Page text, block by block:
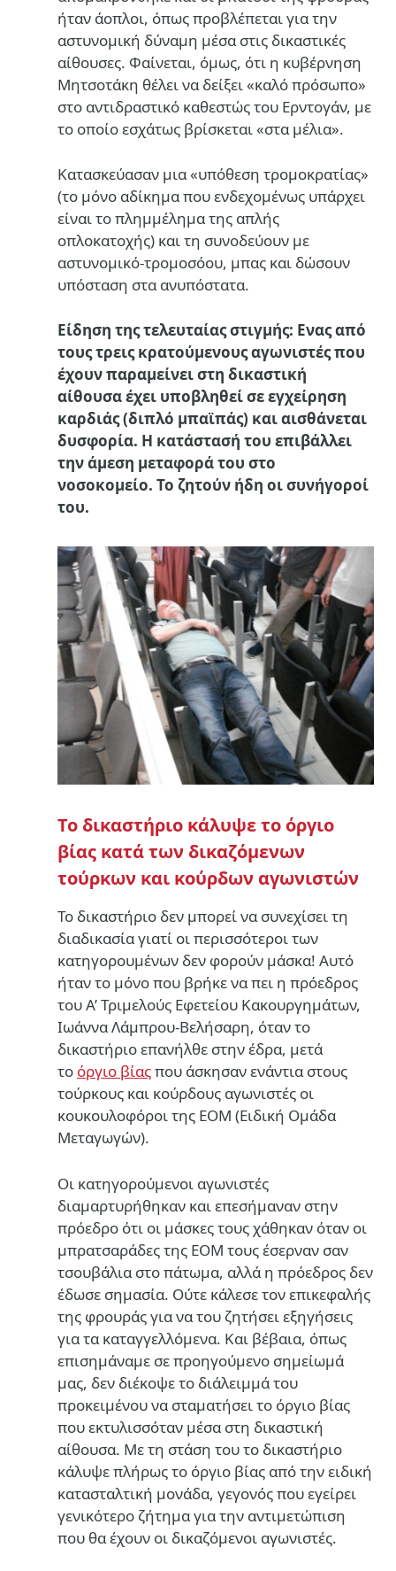
ήταν άοπλοι, όπως προβλέπεται για την
αστυνομική δύναμη μέσα στις δικαστικές
αίθουσες. Φαίνεται, όμως, ότι η κυβέρνηση
Μητσοτάκη θέλει να δείξει «καλό πρόσωπο»
στο αντιδραστικό καθεστώς του Ερντογάν, με
το οποίο εσχάτως βρίσκεται «στα μέλια».
Κατασκεύασαν μια «υπόθεση τρομοκρατίας»
(το μόνο αδίκημα που ενδεχομένως υπάρχει
είναι το πλημμέλημα της απλής
οπλοκατοχής) και τη συνοδεύουν με
αστυνομικό-τρομοσόου, μπας και δώσουν
υπόσταση στα ανυπόστατα.
Είδηση της τελευταίας στιγμής: Ενας από
τους τρεις κρατούμενους αγωνιστές που
έχουν παραμείνει στη δικαστική
αίθουσα έχει υποβληθεί σε εγχείρηση
καρδιάς (διπλό μπαϊπάς) και αισθάνεται
δυσφορία. Η κατάστασή του επιβάλλει
την άμεση μεταφορά του στο
νοσοκομείο. Το ζητούν ήδη οι συνήγοροί
του.
Το δικαστήριο κάλυψε το όργιο
βίας κατά των δικαζόμενων
τούρκων και κούρδων αγωνιστών
Το δικαστήριο δεν μπορεί να συνεχίσει τη
διαδικασία γιατί οι περισσότεροι των
κατηγορουμένων δεν φορούν μάσκα! Αυτό
ήταν το μόνο που βρήκε να πει η πρόεδρος
του Α’ Τριμελούς Εφετείου Κακουργημάτων,
Ιωάννα Λάμπρου-Βελήσαρη, όταν το
δικαστήριο επανήλθε στην έδρα, μετά
το όργιο βίαςπου άσκησαν ενάντια στους
τούρκους και κούρδους αγωνιστές οι
κουκουλοφόροι της ΕΟΜ (Ειδική Ομάδα
Μεταγωγών).
Οι κατηγορούμενοι αγωνιστές
διαμαρτυρήθηκαν και επεσήμαναν στην
πρόεδρο ότι οι μάσκες τους χάθηκαν όταν οι
μπρατσαράδες της ΕΟΜ τους έσερναν σαν
τσουβάλια στο πάτωμα, αλλά η πρόεδρος δεν
έδωσε σημασία. Ούτε κάλεσε τον επικεφαλής
της φρουράς για να του ζητήσει εξηγήσεις
για τα καταγγελλόμενα. Και βέβαια, όπως
επισημάναμε σε προηγούμενο σημείωμά
μας, δεν διέκοψε το διάλειμμά του
προκειμένου να σταματήσει το όργιο βίας
που εκτυλισσόταν μέσα στη δικαστική
αίθουσα. Με τη στάση του το δικαστήριο
κάλυψε πλήρως το όργιο βίας από την ειδική
κατασταλτική μονάδα, γεγονός που εγείρει
γενικότερο ζήτημα για την αντιμετώπιση
που θα έχουν οι δικαζόμενοι αγωνιστές.